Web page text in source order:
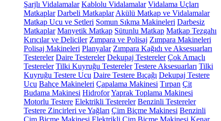
Şarjlı Vidalamalar Kablolu Vidalamalar Vidalama Uçları
Matkaplar Darbeli Matkaplar Akülü Matkap ve Vidalamalar
Matkap Ucu ve Setleri Somun Sıkma Makineleri Darbesiz
Matkaplar Manyetik Matkap Sütunlu Matkap Matkap Tezgahı
Kırıcılar ve Deliciler Zımpara ve Polisaj Zımpara Makineleri
Polisaj Makineleri Planyalar Zımpara Kağıdı ve Aksesuarları
Testereler Daire Testereler Dekupaj Testereler Çok Amaçlı
Testereler Tilki Kuyruğu Testereler Testere Aksesuarları Tilki
Kuyruğu Testere Ucu Daire Testere Bıçağı Dekupaj Testere
Ucu Bahçe Makineleri Çapalama Makinesi Tırpan Çit
Budama Makinesi HidroforYaprak Toplama Makinesi
Motorlu Testere Elektrikli Testereler Benzinli Testereler
Testere Zincirleri ve Yağları Çim Biçme Makinesi Benzinli
Çim Biçme Makinesi Elektrikli Çim Biçme Makinesi Kenar